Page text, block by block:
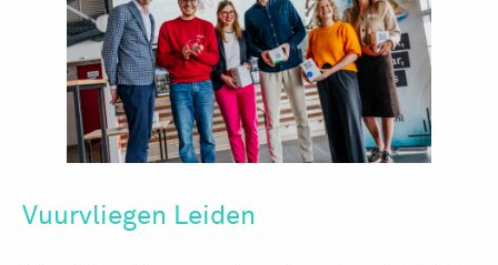
Vuurvliegen Leiden